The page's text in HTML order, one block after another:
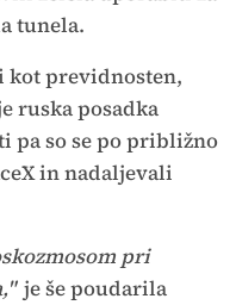
tunela.
kot previdnosten,
ruska posadka
pa so se po približno
in nadaljevali
pri
je še poudarila